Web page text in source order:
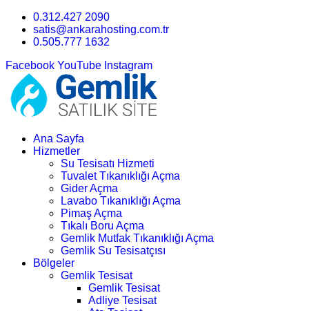
0.312.427 2090
satis@ankarahosting.com.tr
0.505.777 1632
Facebook YouTube Instagram
Ana Sayfa
Hizmetler
Su Tesisatı Hizmeti
Tuvalet Tıkanıklığı Açma
Gider Açma
Lavabo Tıkanıklığı Açma
Pimaş Açma
Tıkalı Boru Açma
Gemlik Mutfak Tıkanıklığı Açma
Gemlik Su Tesisatçısı
Bölgeler
Gemlik Tesisat
Gemlik Tesisat
Adliye Tesisat